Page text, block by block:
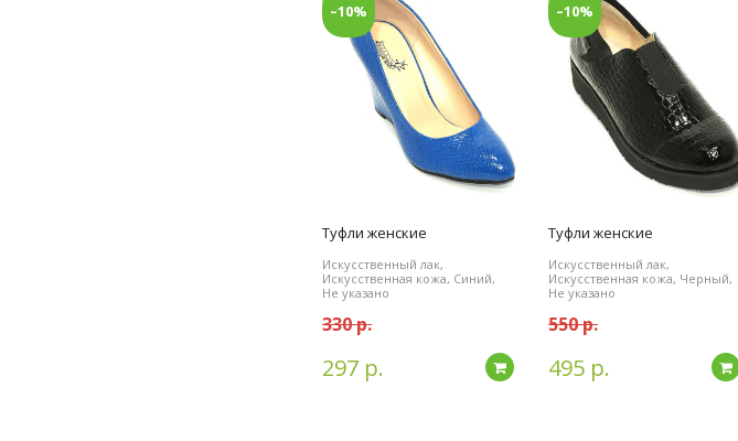
–10%
Туфли женские
Искусственный лак,
Искусственная кожа, Синий,
Не указано
330 р.
297 р. Подробнее
–10%
Туфли женские
Искусственный лак,
Искусственная кожа, Черный,
Не указано
550 р.
495 р.